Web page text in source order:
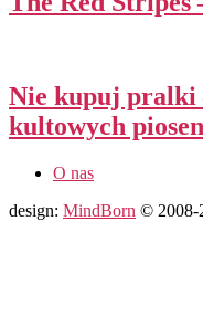
Nie kupuj pralki
kultowych
O nas
design: MindBorn © 2008-